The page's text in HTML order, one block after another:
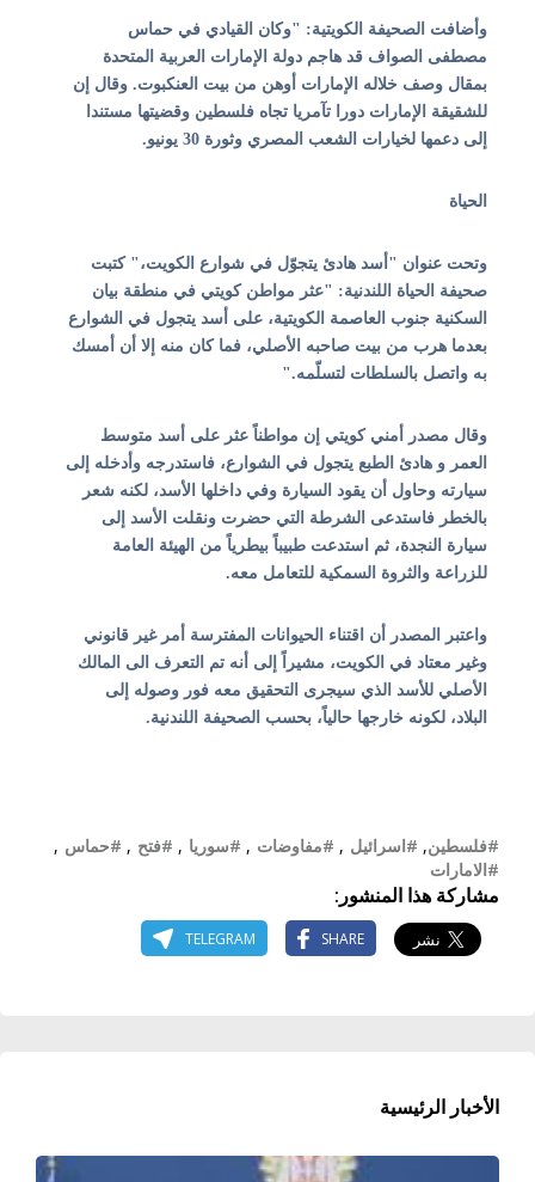
وأضافت الصحيفة الكويتية: "وكان القيادي في حماس
مصطفى الصواف قد هاجم دولة الإمارات العربية المتحدة
بمقال وصف خلاله الإمارات أوهن من بيت العنكبوت. وقال إن
للشقيقة الإمارات دورا تآمريا تجاه فلسطين وقضيتها مستندا
إلى دعمها لخيارات الشعب المصري وثورة 30 يونيو.
الحياة
وتحت عنوان " أسد هادئ يتجوّل في شوارع الكويت،" كتبت
صحيفة الحياة اللندنية: "عثر مواطن كويتي في منطقة بيان
السكنية جنوب العاصمة الكويتية، على أسد يتجول في الشوارع
بعدما هرب من بيت صاحبه الأصلي، فما كان منه إلا أن أمسك
به واتصل بالسلطات لتسلّمه."
وقال مصدر أمني كويتي إن مواطناً عثر على أسد متوسط
العمر و هادئ الطبع يتجول في الشوارع، فاستدرجه وأدخله إلى
سيارته وحاول أن يقود السيارة وفي داخلها الأسد، لكنه شعر
بالخطر فاستدعى الشرطة التي حضرت ونقلت الأسد إلى
سيارة النجدة، ثم استدعت طبيباً بيطرياً من الهيئة العامة
للزراعة والثروة السمكية للتعامل معه.
واعتبر المصدر أن اقتناء الحيوانات المفترسة أمر غير قانوني
وغير معتاد في الكويت، مشيراً إلى أنه تم التعرف الى المالك
الأصلي للأسد الذي سيجرى التحقيق معه فور وصوله إلى
البلاد، لكونه خارجها حالياً، بحسب الصحيفة اللندنية.
#فلسطين, #اسرائيل , #مفاوضات , #سوريا , #فتح , #حماس ,
#الامارات
مشاركة هذا المنشور:
SHARE
TELEGRAM
الأخبار الرئيسية